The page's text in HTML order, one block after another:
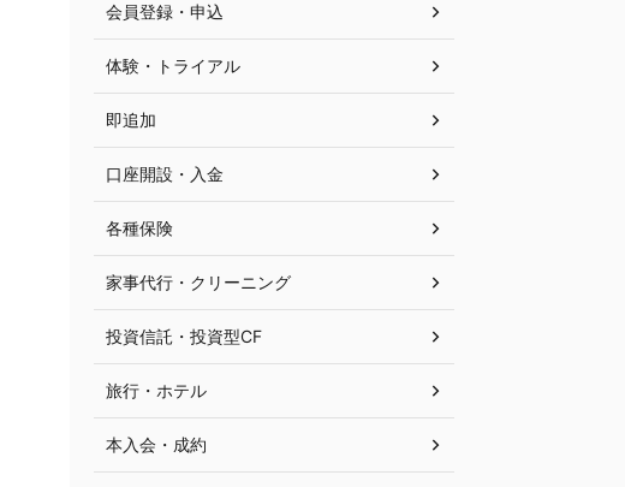
会員登録・申込
体験・トライアル
即追加
口座開設・入金
各種保険
家事代行・クリーニング
投資信託・投資型CF
旅行・ホテル
本入会・成約